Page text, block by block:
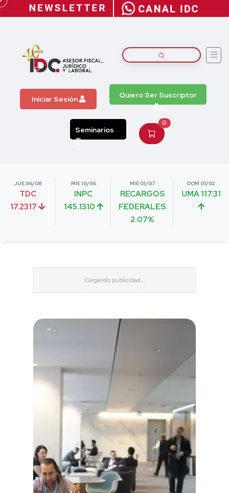
Iniciar Sesión Quiero Ser Suscriptor
Seminarios
0
JUE 06/08
TDC
17.2317
MIE 10/06
INPC
145.1310
MIE 01/07
RECARGOS
FEDERALES
2.07%
DOM 01/02
UMA 117.31